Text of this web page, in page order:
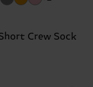
Crew Sock